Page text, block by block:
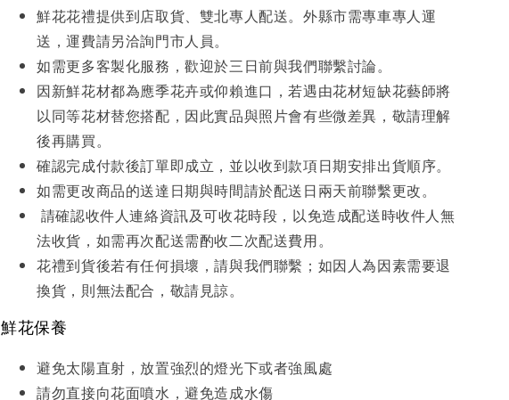
鮮花花禮提供到店取貨、雙北專人配送。外縣市需專車專人運
送，運費請另洽詢門市人員。
如需更多客製化服務，歡迎於三日前與我們聯繫討論。
因新鮮花材都為應季花卉或仰賴進口，若遇由花材短缺花藝師將
以同等花材替您搭配，因此實品與照片會有些微差異，敬請理解
後再購買。
確認完成付款後訂單即成立，並以收到款項日期安排出貨順序。
如需更改商品的送達日期與時間請於配送日兩天前聯繫更改。
請確認收件人連絡資訊及可收花時段，以免造成配送時收件人無
法收貨，如需再次配送需酌收二次配送費用。
花禮到貨後若有任何損壞，請與我們聯繫；如因人為因素需要退
換貨，則無法配合，敬請見諒。
鮮花保養
避免太陽直射，放置強烈的燈光下或者強風處
請勿直接向花面噴水，避免造成水傷